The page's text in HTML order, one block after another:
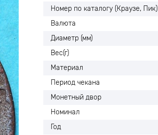
Номер по каталогу (Краузе, Пик)
Валюта
Диаметр (мм)
Вес(г)
Материал
Период чекана
Монетный двор
Номинал
Год